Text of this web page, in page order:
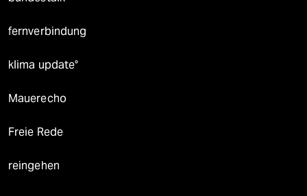
fernverbindung
klima update°
Mauerecho
Freie Rede
reingehen